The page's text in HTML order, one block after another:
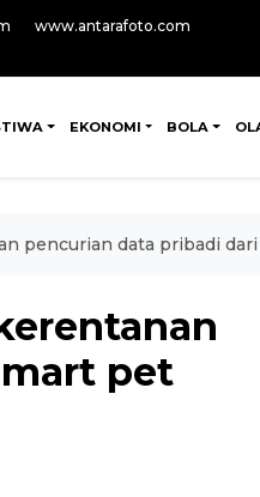
www.antarafoto.com
EKONOMI BOLA
pencurian data pribadi
pet